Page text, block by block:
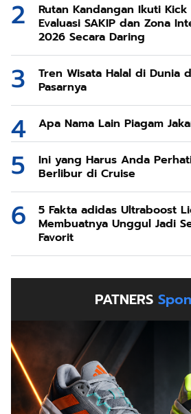
Rutan Kandangan Ikuti
Evaluasi SAKIP dan Zona
2026 Secara Daring
Tren Wisata Halal di Dunia
Pasarnya
Apa Nama Lain Piagam
Ini yang Harus Anda
Berlibur di Cruise
5 Fakta adidas Ultraboost
Membuatnya Unggul Jadi
Favorit
PATNERS